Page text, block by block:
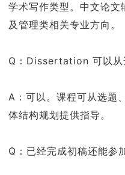
学术写作类型。中文论
及管理类相关专业方向。
Q：Dissertation 可以从
A：可以。课程可从选题
体结构规划提供指导。
Q：已经完成初稿还能参